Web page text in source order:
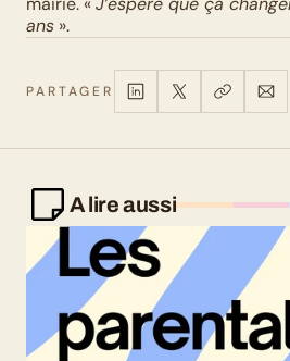
ans ».
PARTAGER
A lire aussi